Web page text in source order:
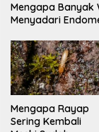
Mengapa Banyak
Menyadari
Mengapa Rayap
Sering Kembali